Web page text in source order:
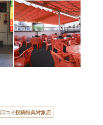
口コミ投稿特典対象店